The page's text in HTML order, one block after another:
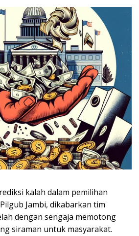
kalah dalam pemilihan
Jambi, dikabarkan tim
dengan sengaja memotong
siraman untuk masyarakat.